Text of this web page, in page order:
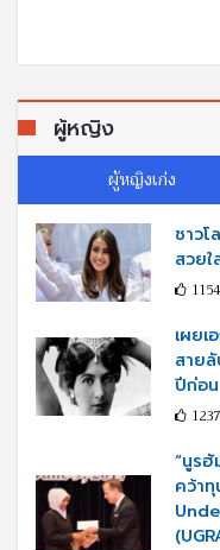
ผู้หญิง
ผู้หญิงเก่ง
ชาวโ
สวย
เผยเ
สาย
ปีก่อน
“นูรฮั
คว้า